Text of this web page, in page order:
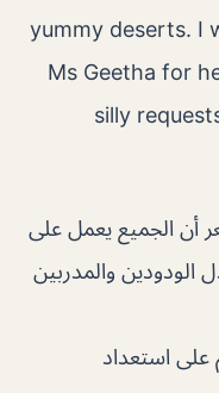
yummy deserts. I
Ms Geetha for
silly
أن الجميع يعمل على
الودودين والمدربين
على استعداد